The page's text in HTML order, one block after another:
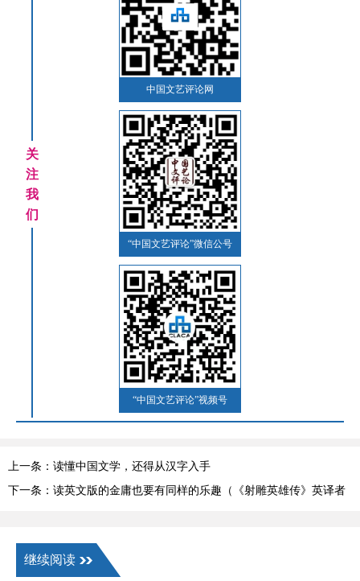
关
注
我
们
中国文艺评论网
“中国文艺评论”微信公号
“中国文艺评论”视频号
上一条：读懂中国文学，还得从汉字入手
下一条：读英文版的金庸也要有同样的乐趣（《射雕英雄传》英译者
继续阅读